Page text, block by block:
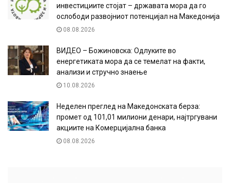
инвестициите стојат – државата мора да го
ослободи развојниот потенцијал на Македонија
08.08.2026
ВИДЕО – Божиновска: Одлуките во
енергетиката мора да се темелат на факти,
анализи и стручно знаење
10.08.2026
Неделен преглед на Македонската берза:
промет од 101,01 милиони денари, најтргувани
акциите на Комерцијална банка
08.08.2026